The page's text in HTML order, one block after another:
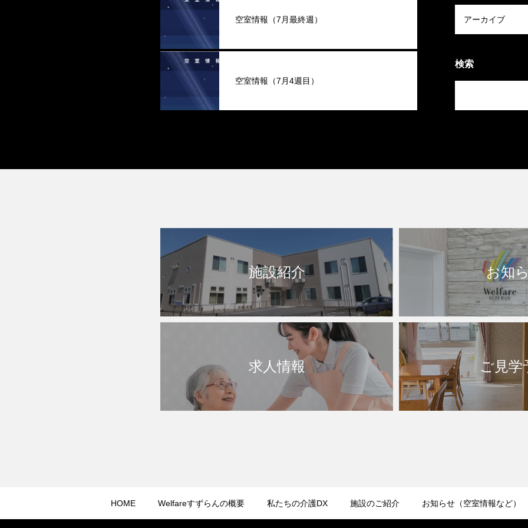
空室情報（7月最終週）
空室情報（7月4週目）
検索
施設紹介 お知
求人情報 ご見学
HOME Welfareすずらんの概要 私たちの介護DX 施設のご紹介 お知らせ（空室情報など）